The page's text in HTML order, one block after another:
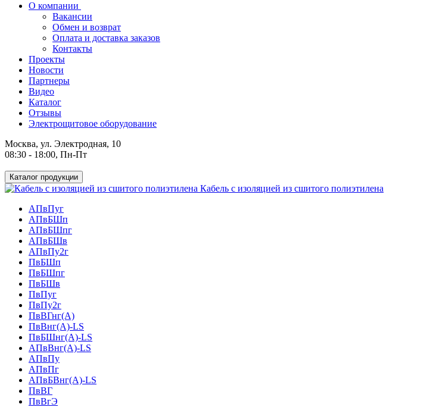
О компании
Вакансии
Обмен и возврат
Оплата и доставка заказов
Контакты
Проекты
Новости
Партнеры
Видео
Каталог
Отзывы
Электрощитовое оборудование
Москва, ул. Электродная, 10
08:30 - 18:00, Пн-Пт
Каталог продукции
Кабель с изоляцией из сшитого полиэтилена
АПвПуг
АПвБШп
АПвБШпг
АПвБШв
АПвПу2г
ПвБШп
ПвБШпг
ПвБШв
ПвПуг
ПвПу2г
ПвВГнг(А)
ПвВнг(А)-LS
ПвБШнг(А)-LS
АПвВнг(А)-LS
АПвПу
АПвПг
АПвБВнг(А)-LS
ПвВГ
ПвВгЭ